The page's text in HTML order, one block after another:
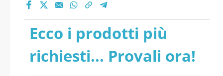
Ecco i prodotti più
richiesti... Provali ora!